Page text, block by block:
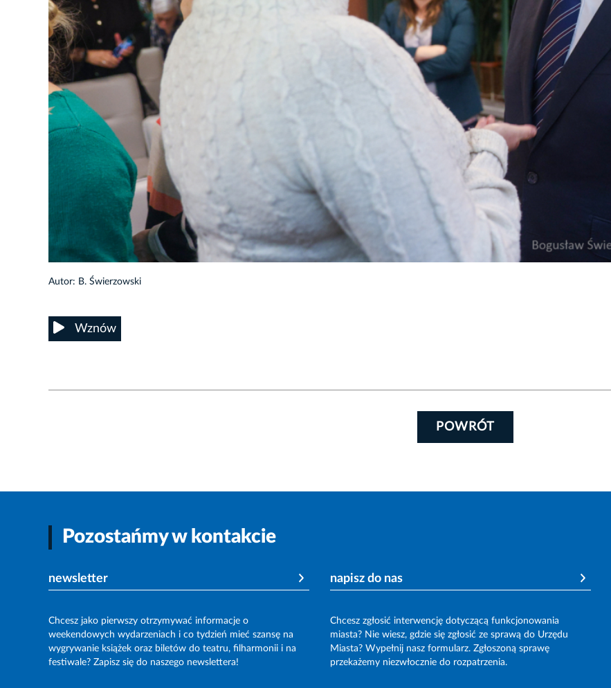
Autor: B. Świerzowski
Wznów
POWRÓT
Pozostańmy w kontakcie
newsletter
Chcesz jako pierwszy otrzymywać informacje o
weekendowych wydarzeniach i co tydzień mieć szansę na
wygrywanie książek oraz biletów do teatru, filharmonii i na
festiwale? Zapisz się do naszego newslettera!
napisz do nas
Chcesz zgłosić interwencję dotyczącą funkcjonowania
miasta? Nie wiesz, gdzie się zgłosić ze sprawą do Urzędu
Miasta? Wypełnij nasz formularz. Zgłoszoną sprawę
przekażemy niezwłocznie do rozpatrzenia.